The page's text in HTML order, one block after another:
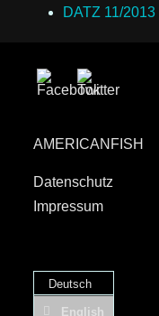
DATZ 11/
AMERICANFISH
Datenschutz
Impressum
Deutsch
English